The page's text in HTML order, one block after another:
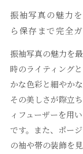
振袖写真の魅力
ら保存まで完全
振袖写真の魅力を
時のライティング
かな色彩と細やか
その美しさが際立
ィフューザーを用
です。また、ポー
の袖や帯の装飾を